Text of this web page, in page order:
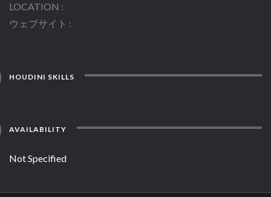
LOCATION
ウェブサイト
HOUDINI SKILLS
AVAILABILITY
Not Specified